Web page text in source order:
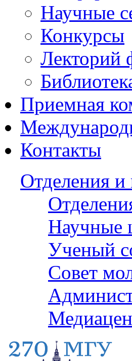
Научные
Конкурсы
Лекторий
Приемная
Контакты
Отделения
Научные
Ученый
Совет